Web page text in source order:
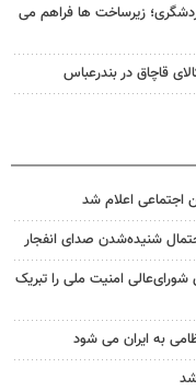
زیرساخت ها فراهم می
قاچاق در بندرعباس
اجتماعی اعلام شد
شنیده‌شدن صدای انفجار
امنیت ملی را تبریک
به ایران می شود
شد